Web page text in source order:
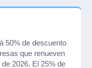
50% de descuento
que renueven
2026. El 25% de